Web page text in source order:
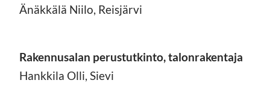
Änäkkälä Niilo, Reisjärvi
Rakennusalan perustutkinto, talonrakentaja
Hankkila Olli, Sievi